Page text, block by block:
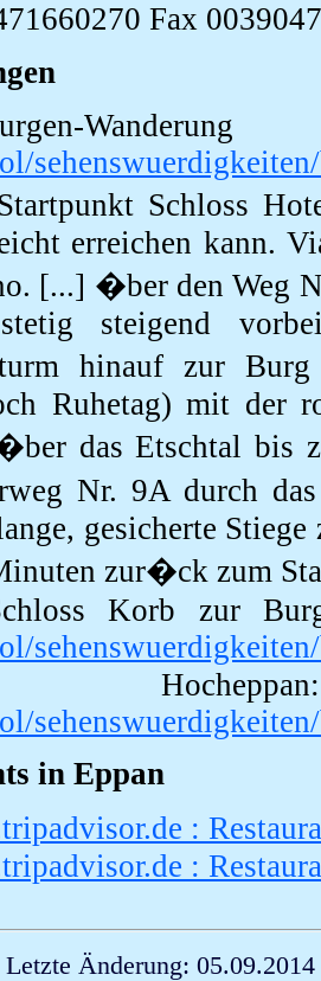
Fax
Burgen-
Schloss
erreichen kann.
[...] �ber den Weg
steigend
hinauf zur
Ruhetag) mit der
das Etschtal bis
Nr. 9A durch
gesicherte
zur�ck zum
Korb zur
in Eppan
:
:
Änderung: 05.09.2014